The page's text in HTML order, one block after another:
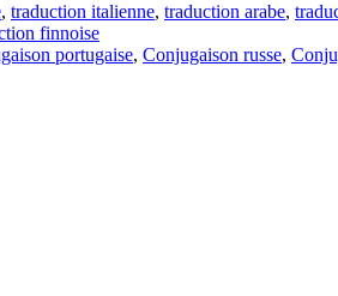
, traduction italienne, traduction arabe,
finnoise
portugaise, Conjugaison russe,